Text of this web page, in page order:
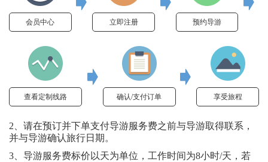
会员中心 立即注册 预约导游
查看定制线路 确认/支付订单 享受旅程
2、请在预订并下单支付导游服务费之前与导游取得联系，
并与导游确认旅行日期。
3、导游服务费标价以天为单位，工作时间为8小时/天，若